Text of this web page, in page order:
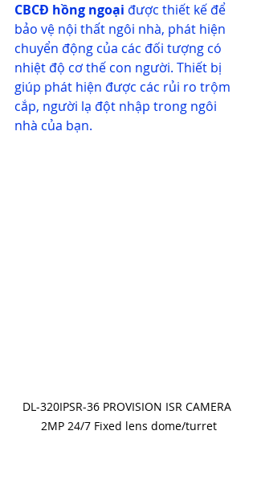
CBCĐ hồng ngoại được thiết kế để
bảo vệ nội thất ngôi nhà, phát hiện
chuyển động của các đối tượng có
nhiệt độ cơ thế con người. Thiết bị
giúp phát hiện được các rủi ro trộm
cắp, người lạ đột nhập trong ngôi
nhà của bạn.
DL-320IPSR-36 PROVISION ISR CAMERA
2MP 24/7 Fixed lens dome/turret